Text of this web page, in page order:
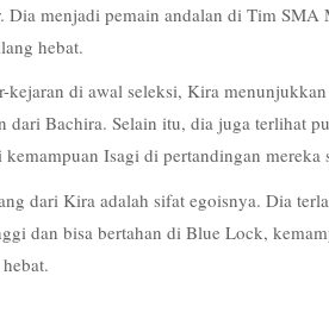
Dia menjadi pemain andalan di Tim
hebat.
kejaran di awal seleksi, Kira
dari Bachira. Selain itu, dia juga terlihat
Isagi di pertandingan mereka
dari Kira adalah sifat egoisnya. Dia
dan bisa bertahan di Blue Lock,